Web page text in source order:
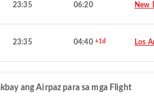
23:35 06:20 New
23:35 04:40 +1d Los
ang Airpaz para sa mga Flight